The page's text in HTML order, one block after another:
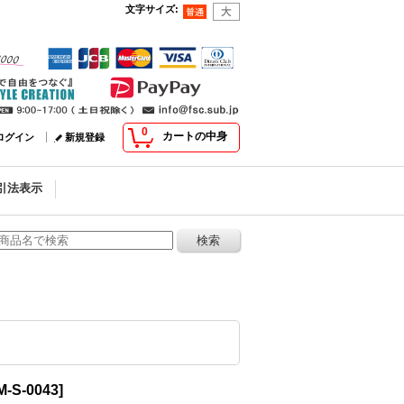
文字サイズ:
0 カートの中身
グイン 新規登録
法表示
S-0043]